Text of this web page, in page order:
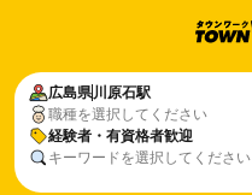
広島県川原石駅
職種を選択してください
経験者・有資格者歓迎
キーワードを選択してください